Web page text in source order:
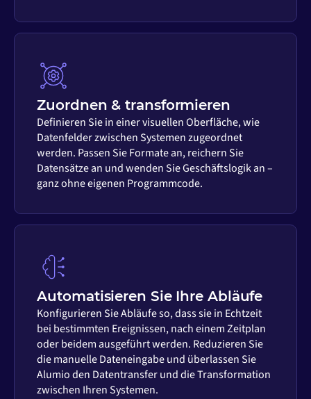
Zuordnen & transformieren
Definieren Sie in einer visuellen Oberfläche, wie
Datenfelder zwischen Systemen zugeordnet
werden. Passen Sie Formate an, reichern Sie
Datensätze an und wenden Sie Geschäftslogik an –
ganz ohne eigenen Programmcode.
Automatisieren Sie Ihre Abläufe
Konfigurieren Sie Abläufe so, dass sie in Echtzeit
bei bestimmten Ereignissen, nach einem Zeitplan
oder beidem ausgeführt werden. Reduzieren Sie
die manuelle Dateneingabe und überlassen Sie
Alumio den Datentransfer und die Transformation
zwischen Ihren Systemen.